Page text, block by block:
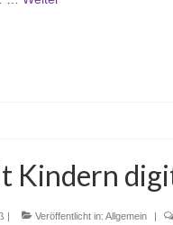
Kindern
Veröffentlicht in:Allgemein